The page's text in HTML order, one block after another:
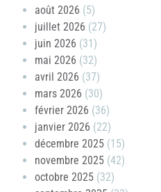
août 2026 (5)
juillet 2026 (27)
juin 2026 (31)
mai 2026 (32)
avril 2026 (37)
mars 2026 (30)
février 2026 (36)
janvier 2026 (22)
décembre 2025 (15)
novembre 2025 (42)
octobre 2025 (32)